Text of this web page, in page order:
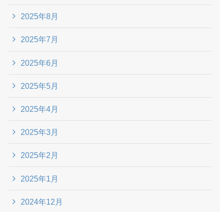
2025年8月
2025年7月
2025年6月
2025年5月
2025年4月
2025年3月
2025年2月
2025年1月
2024年12月